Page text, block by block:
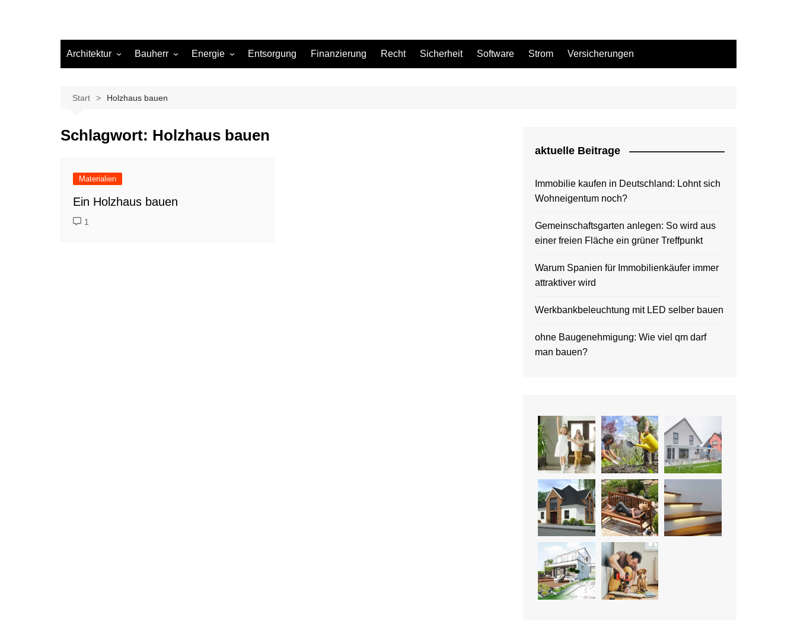
Architektur Bauherr
Beleuchtung
Büro
Materialien
Sanierung
Energie Entsorgung Finanzierung Recht Sicherheit Software Strom Versicherungen
Start Holzhaus bauen
Schlagwort: Holzhaus bauen
Materialien
Ein Holzhaus bauen
1
aktuelle Beitrage
Immobilie kaufen in Deutschland: Lohnt sich
Wohneigentum noch?
Gemeinschaftsgarten anlegen: So wird aus
einer freien Fläche ein grüner Treffpunkt
Warum Spanien für Immobilienkäufer immer
attraktiver wird
Werkbankbeleuchtung mit LED selber bauen
ohne Baugenehmigung: Wie viel qm darf
man bauen?